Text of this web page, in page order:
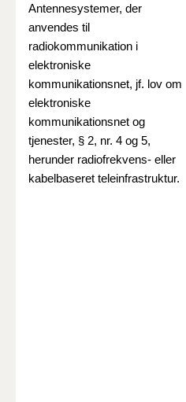
Antennesystemer, der
anvendes til
radiokommunikation i
elektroniske
kommunikationsnet, jf. lov om
elektroniske
kommunikationsnet og
tjenester, § 2, nr. 4 og 5,
herunder radiofrekvens- eller
kabelbaseret teleinfrastruktur.